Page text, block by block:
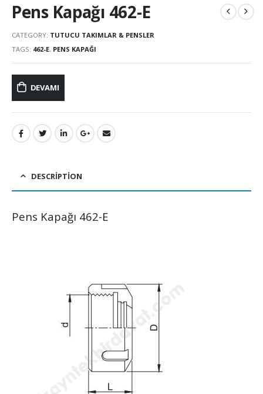
Pens Kapağı 462-E
CATEGORY: TUTUCU TAKIMLAR & PENSLER
TAGS: 462-E, PENS KAPAĞI
DEVAMI
DESCRIPTION
Pens Kapağı 462-E